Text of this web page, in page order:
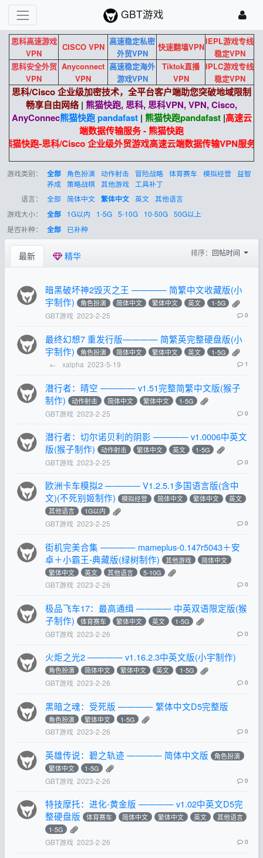
GBT游戏
思科高速游戏
VPN
CISCO VPN
高速稳定私密
外贸VPN
快速翻墙VPN
IEPL游戏专线
稳定VPN
思科安全外贸
VPN
Anyconnect
VPN
高速稳定海外
游戏VPN
Tiktok直播
VPN
IPLC游戏专线
稳定VPN
思科/Cisco 企业级加密技术，全平台客户端助您突破地域限制
畅享自由网络 | 熊猫快跑, 思科, 思科VPN, VPN, Cisco,
AnyConnec熊猫快跑 pandafast| 熊猫快跑pandafast|高速云
端数据传输服务 - 熊猫快跑
熊猫快跑-思科/Cisco 企业级外贸游戏高速云端数据传输VPN服务
游戏类别： 全部 角色扮演 动作射击 冒险战略 体育赛车 模拟经营 益智
养成 策略战棋 其他游戏
工具补丁
语言：
全部 简体中文 繁体中文 英文 其他语言
游戏大小：
全部 1G以内 1-5G 5-10G 10-50G 50G以上
是否补种：
全部 已补种
最新 精华 排序： 回帖时间
暗黑破坏神2毁灭之王 ———— 简繁中文收藏版(小
宇制作)
角色扮演 简体中文 繁体中文 英文 1-5G
GBT游戏 2023-2-25 0
最终幻想7 重发行版———— 简繁英完整硬盘版(小
宇制作)
角色扮演 简体中文 繁体中文 英文 1-5G
← xalpha 2023-5-19 1
潜行者：晴空 ———— v1.51完整简繁中文版(猴子
制作)
动作射击 简体中文 繁体中文 1-5G
GBT游戏 2023-2-25 0
潜行者：切尔诺贝利的阴影 ———— v1.0006中英文
版(猴子制作)
动作射击 繁体中文 英文 1-5G
GBT游戏 2023-2-25 0
欧洲卡车模拟2 ———— V1.2.5.1多国语言版(含中
文)(不死别姬制作)
模拟经营 简体中文 繁体中文
英文
其他语言
1G以内
GBT游戏 2023-2-25 0
街机完美合集 ———— mameplus-0.147r5043＋安
卓＋小霸王-典藏版(绿树制作)
其他游戏
简体中文
繁体中文
英文 其他语言 5-10G
GBT游戏 2023-2-26 0
极品飞车17：最高通缉 ———— 中英双语限定版(猴
子制作)
体育赛车 繁体中文 英文 1-5G
GBT游戏 2023-2-26 0
火炬之光2 ———— v1.16.2.3中英文版(小宇制作)
角色扮演 简体中文 繁体中文 英文 1-5G
GBT游戏 2023-2-26 0
黑暗之魂：受死版 ———— 繁体中文D5完整版
角色扮演 繁体中文 1-5G
GBT游戏 2023-2-26 0
英雄传说：碧之轨迹 ———— 简体中文版
角色扮演
繁体中文
1-5G
GBT游戏 2023-2-26 0
特技摩托：进化-黄金版 ———— v1.02中英文D5完
整硬盘版
体育赛车 简体中文 繁体中文 英文
其他语言
1-5G
GBT游戏 2023-2-26 0